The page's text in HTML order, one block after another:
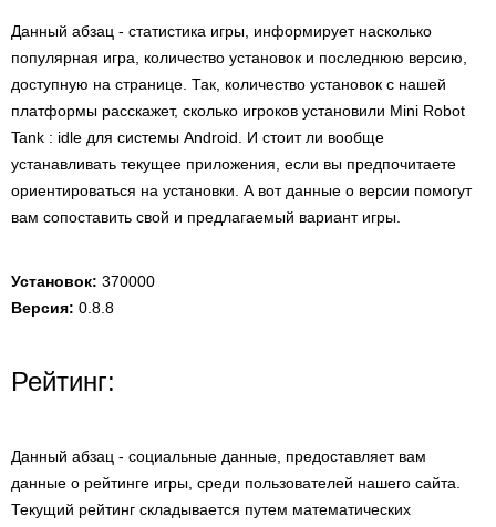
Данный абзац - статистика игры, информирует насколько
популярная игра, количество установок и последнюю версию,
доступную на странице. Так, количество установок с нашей
платформы расскажет, сколько игроков установили Mini Robot
Tank : idle для системы Android. И стоит ли вообще
устанавливать текущее приложения, если вы предпочитаете
ориентироваться на установки. А вот данные о версии помогут
вам сопоставить свой и предлагаемый вариант игры.
Установок: 370000
Версия: 0.8.8
Рейтинг:
Данный абзац - социальные данные, предоставляет вам
данные о рейтинге игры, среди пользователей нашего сайта.
Текущий рейтинг складывается путем математических